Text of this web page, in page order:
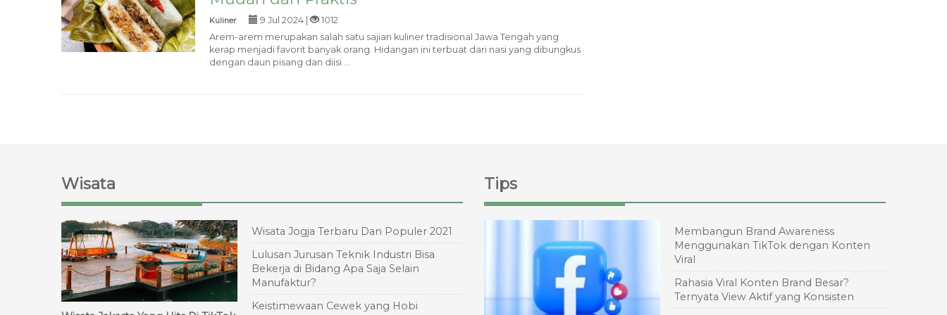
Kuliner 9 Jul 2024 |
1012
Arem-arem merupakan salah satu sajian kuliner tradisional Jawa Tengah yang
kerap menjadi favorit banyak orang. Hidangan ini terbuat dari nasi yang dibungkus
dengan daun pisang dan diisi ...
Wisata
Wisata Jogja Terbaru Dan Populer 2021
Lulusan Jurusan Teknik Industri Bisa
Bekerja di Bidang Apa Saja Selain
Manufaktur?
Keistimewaan Cewek yang Hobi
Tips
Membangun Brand Awareness
Menggunakan TikTok dengan Konten
Viral
Rahasia Viral Konten Brand Besar?
Ternyata View Aktif yang Konsisten